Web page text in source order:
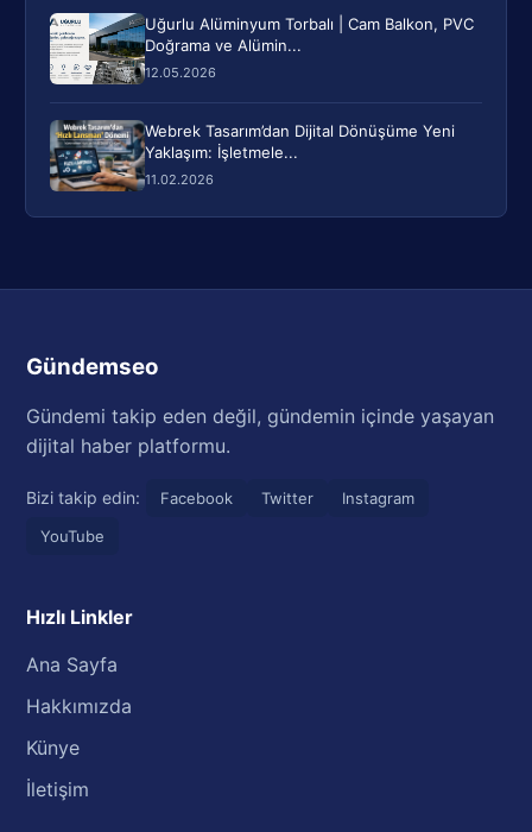
Uğurlu Alüminyum Torbalı | Cam Balkon, PVC
Doğrama ve Alümin...
12.05.2026
Webrek Tasarım’dan Dijital Dönüşüme Yeni
Yaklaşım: İşletmele...
11.02.2026
Gündemseo
Gündemi takip eden değil, gündemin içinde yaşayan
dijital haber platformu.
Bizi takip edin: Facebook Twitter
Instagram
YouTube
Hızlı Linkler
Ana Sayfa
Hakkımızda
Künye
İletişim